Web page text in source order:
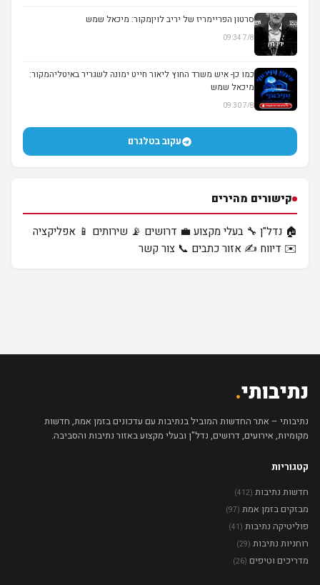
▶
סרטון הפריימריז של יריב לויןמקור: מיכאל שמש
7/8 09:34
כמו כן- איש משרד החוץ ליאור חייט ימונה לשגריר באיטליהמקור:
מיכאל שמש
7/8 09:30
עקוב בטלגרם
קישורים מהירים
🏠 נדל"ן 🔧 בעלי מקצוע 💼 דרושים 📡 שירותים 📱 אפליקציה
✉️ דיווח ✍️ אזור כתבים 📞 צור קשר
נתיבותי.
נתיבותי – אתר החדשות המוביל בנתיבות עם עדכונים בזמן אמת, חדשות
מקומיות, אירועים, דרושים, נדל"ן ובעלי מקצוע באזור נתיבות והסביבה.
קטגוריות
חדשות נתיבות (412)
מבזקים בזמן אמת (97)
פוליטיקה נתיבות (41)
רוחניות נתיבות (29)
מדריכים וטיפים (26)